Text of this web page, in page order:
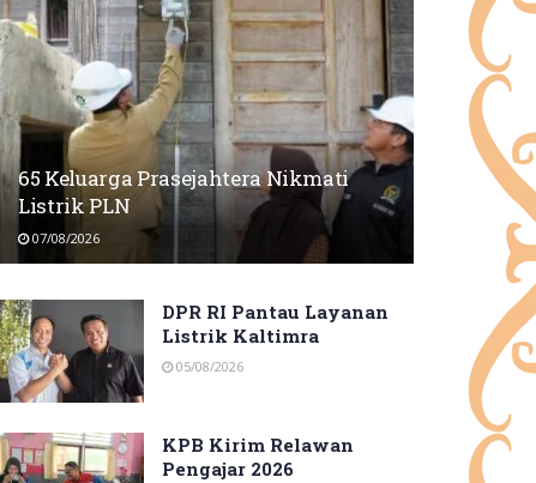
65 Keluarga Prasejahtera Nikmati
Listrik PLN
07/08/2026
DPR RI Pantau Layanan
Listrik Kaltimra
05/08/2026
KPB Kirim Relawan
Pengajar 2026